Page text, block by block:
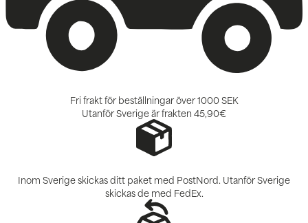
Fri frakt för beställningar över 1000 SEK
Utanför Sverige är frakten45,90€
Inom Sverige skickas ditt paket med PostNord. Utanför Sverige
skickas de med FedEx.